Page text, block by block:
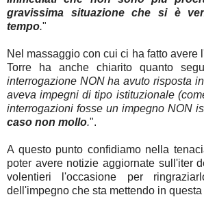
gravissima situazione che si è
tempo."
Nel massaggio con cui ci ha fatto avere
Torre ha anche chiarito quanto
interrogazione NON ha avuto risposta
aveva impegni di tipo istituzionale
interrogazioni fosse un impegno NON
caso non mollo.".
A questo punto confidiamo nella
poter avere notizie aggiornate sull'iter
volentieri l'occasione per
dell'impegno che sta mettendo in